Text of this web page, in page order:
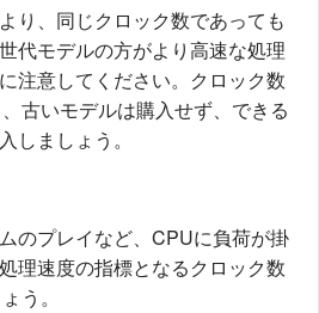
り、同じクロック数であっても
代モデルの方がより高速な処理
注意してください。クロック数
古いモデルは購入せず、できる
しましょう。
のプレイなど、CPUに負荷が掛
理速度の指標となるクロック数
う。